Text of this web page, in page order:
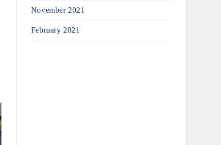
November 2021
February 2021